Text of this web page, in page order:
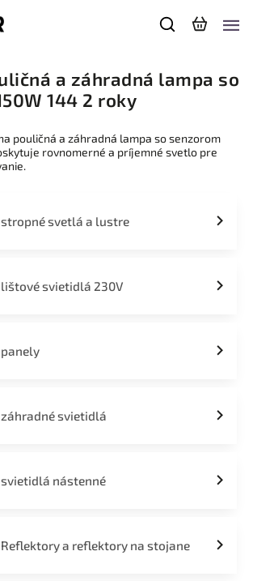
a záhradná lampa so
144 2 roky
pouličná a záhradná lampa so senzorom
rovnomerné a príjemné svetlo pre
stropné svetlá a lustre
lištové svietidlá 230V
panely
záhradné svietidlá
svietidlá nástenné
Reflektory a reflektory na stojane